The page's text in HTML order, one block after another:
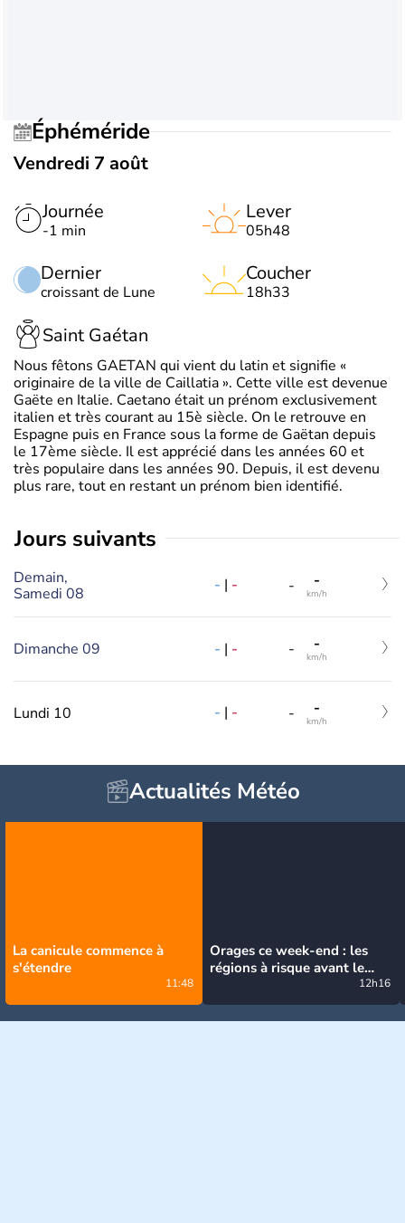
Éphéméride
Vendredi 7 août
Journée
-1 min
Dernier
croissant de Lune
Lever
05h48
Coucher
18h33
Saint Gaétan
Nous fêtons GAETAN qui vient du latin et signifie «
originaire de la ville de Caillatia ». Cette ville est devenue
Gaëte en Italie. Caetano était un prénom exclusivement
italien et très courant au 15è siècle. On le retrouve en
Espagne puis en France sous la forme de Gaëtan depuis
le 17ème siècle. Il est apprécié dans les années 60 et
très populaire dans les années 90. Depuis, il est devenu
plus rare, tout en restant un prénom bien identifié.
jours suivants
Demain,
Samedi 08
- | - - -
km/h
Dimanche 09 - | - - -
km/h
Lundi 10 - | - - -
km/h
Actualités Météo
La canicule commence à
s'étendre
11:48
Orages ce week-end : les
régions à risque avant le
12h16